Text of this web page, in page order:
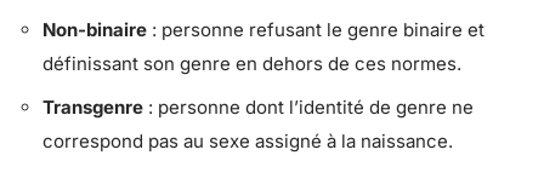
Non-binaire : personne refusant le genre binaire et
définissant son genre en dehors de ces normes.
Transgenre : personne dont l’identité de genre ne
correspond pas au sexe assigné à la naissance.